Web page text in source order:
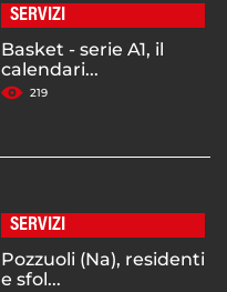
SERVIZI
Basket - serie A1, il
calendari...
219
SERVIZI
Pozzuoli (Na), residenti
e sfol...